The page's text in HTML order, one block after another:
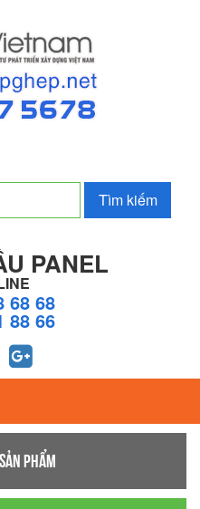
PANEL
68 68
88 66
PHẨM